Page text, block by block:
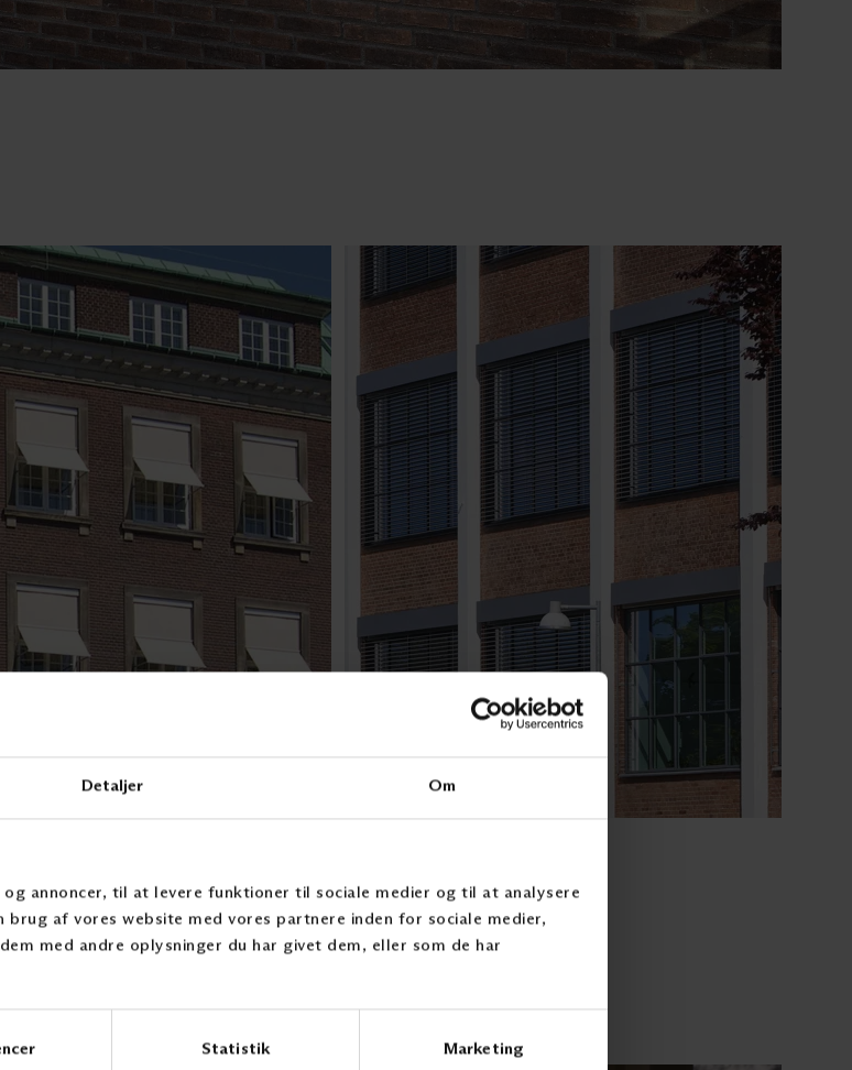
Detaljer Om
annoncer, til at levere funktioner til sociale medier og til at analysere
af vores website med vores partnere inden for sociale medier,
med andre oplysninger du har givet dem, eller som de har
Statistik Marketing